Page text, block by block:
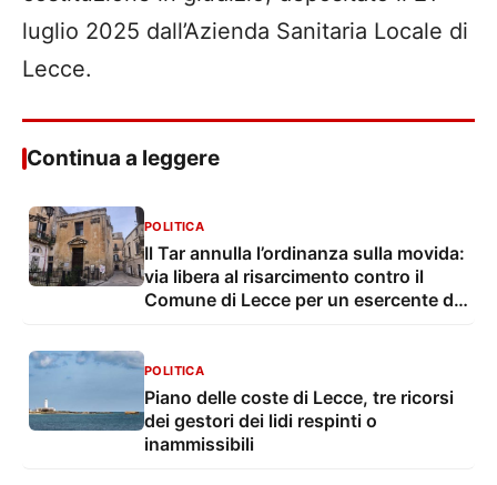
luglio 2025 dall’Azienda Sanitaria Locale di
Lecce.
Continua a leggere
POLITICA
Il Tar annulla l’ordinanza sulla movida:
via libera al risarcimento contro il
Comune di Lecce per un esercente del
POLITICA
Piano delle coste di Lecce, tre ricorsi
dei gestori dei lidi respinti o
inammissibili